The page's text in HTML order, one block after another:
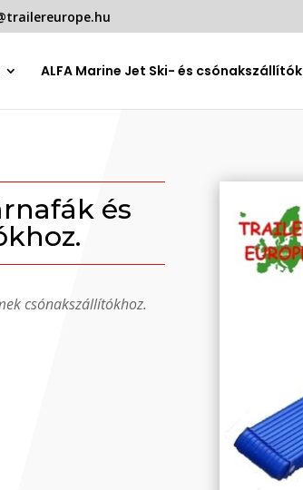
ALFA Marine Jet Ski- és csónakszállítók
és
csónakszállítókhoz.